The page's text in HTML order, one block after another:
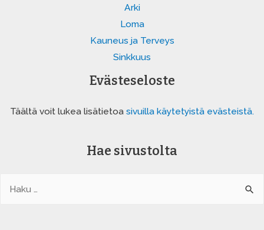
Arki
Loma
Kauneus ja Terveys
Sinkkuus
Evästeseloste
Täältä voit lukea lisätietoa sivuilla käytetyistä evästeistä.
Hae sivustolta